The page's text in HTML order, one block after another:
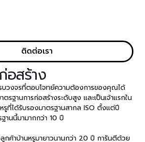
ติดต่อเรา
อสร้าง
บวงจรที่ตอบโจทย์ความต้องการของคุณได้
รฐานการก่อสร้างระดับสูง และเป็นเจ้าแรกใน
รูที่ได้รับรองมาตรฐานสากล ISO ตั้งแต่ปี
านนี้มามากกว่า 10 ปี
ลูกค้าบ้านหรูมายาวนานกว่า 20 ปี การันตีด้วย